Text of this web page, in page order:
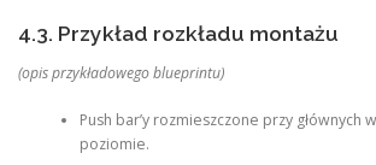
4.3. Przykład rozkładu montażu
(opis przykładowego blueprintu)
Push bar’y rozmieszczone przy głównych
poziomie.